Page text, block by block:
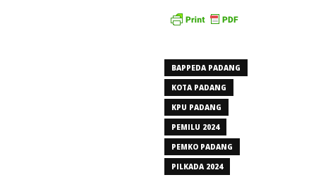
BAPPEDA PADANG
KOTA PADANG
KPU PADANG
PEMILU 2024
PEMKO PADANG
PILKADA 2024